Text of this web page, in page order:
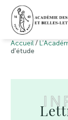
Accueil /
d'étude